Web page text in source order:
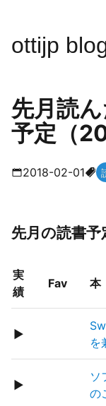
ottijp
先月読
予定（
2018-02-01
先月の読書予
実
績
Fav 本
▶
を
▶
ソ
の